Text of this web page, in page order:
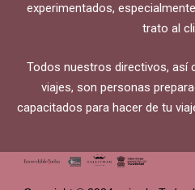
experimentados,
trato al
Todos nuestros directivos, así
viajes, son personas
capacitados para hacer de tu